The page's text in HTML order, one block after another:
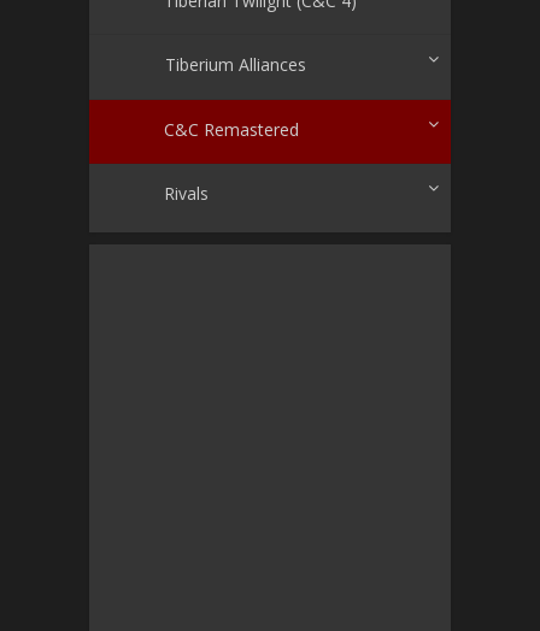
Tiberium Alliances
C&C Remastered
Rivals